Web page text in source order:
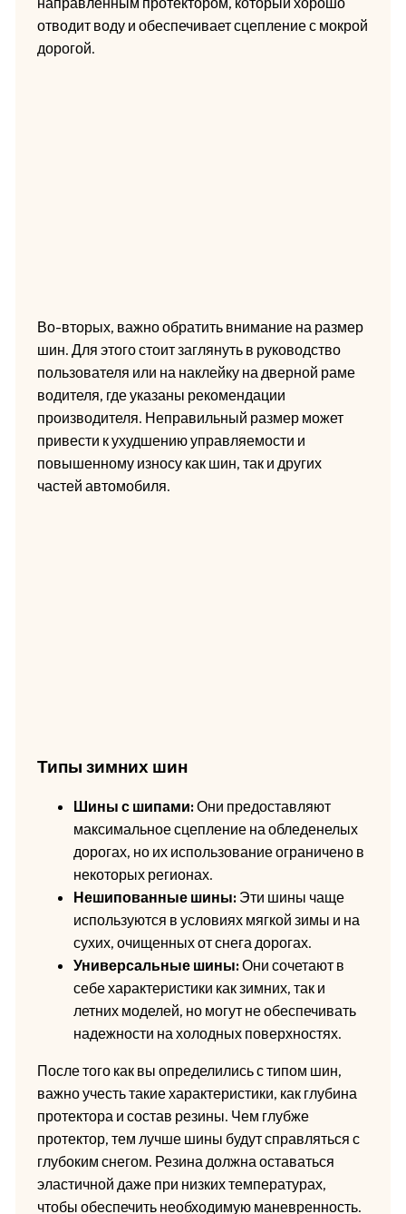
отводит воду и обеспечивает сцепление с мокрой
дорогой.
Во-вторых, важно обратить внимание на размер
шин. Для этого стоит заглянуть в руководство
пользователя или на наклейку на дверной раме
водителя, где указаны рекомендации
производителя. Неправильный размер может
привести к ухудшению управляемости и
повышенному износу как шин, так и других
частей автомобиля.
Типы зимних шин
Шины с шипами:Они предоставляют
максимальное сцепление на обледенелых
дорогах, но их использование ограничено в
некоторых регионах.
Нешипованные шины:Эти шины чаще
используются в условиях мягкой зимы и на
сухих, очищенных от снега дорогах.
Универсальные шины:Они сочетают в
себе характеристики как зимних, так и
летних моделей, но могут не обеспечивать
надежности на холодных поверхностях.
После того как вы определились с типом шин,
важно учесть такие характеристики, как глубина
протектора и состав резины. Чем глубже
протектор, тем лучше шины будут справляться с
глубоким снегом. Резина должна оставаться
эластичной даже при низких температурах,
чтобы обеспечить необходимую маневренность.